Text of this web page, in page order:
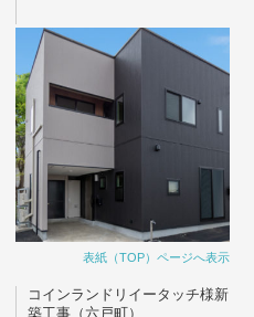
表紙（TOP）ページへ表示
コインランドリイータッチ様新
築工事（六戸町）